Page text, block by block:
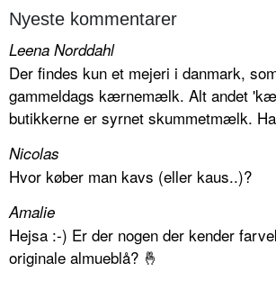
Nyeste kommentarer
Leena Norddahl
Der findes kun et mejeri i danmark,
gammeldags kærnemælk. Alt andet
butikkerne er syrnet skummetmælk.
Nicolas
Hvor køber man kavs (eller kaus..)?
Amalie
Hejsa :-) Er der nogen der kender
originale almueblå? 🤞